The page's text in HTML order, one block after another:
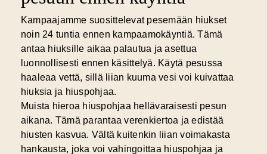
Kampaajamme suosittelevat pesemään hiukset
noin 24 tuntia ennen kampaamokäyntiä. Tämä
antaa hiuksille aikaa palautua ja asettua
luonnollisesti ennen käsittelyä. Käytä pesussa
haaleaa vettä, sillä liian kuuma vesi voi kuivattaa
hiuksia ja hiuspohjaa.
Muista hieroa hiuspohjaa hellävaraisesti pesun
aikana. Tämä parantaa verenkiertoa ja edistää
hiusten kasvua. Vältä kuitenkin liian voimakasta
hankausta, joka voi vahingoittaa hiuspohjaa ja